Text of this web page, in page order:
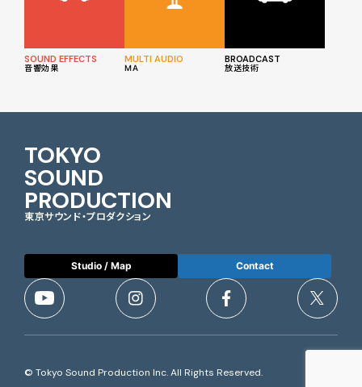
SOUND EFFECTS
音響効果
MULTI AUDIO
MA
BROADCAST
放送技術
TOKYO
SOUND
PRODUCTION
東京サウンド・プロダクション
Studio / Map Contact
© Tokyo Sound Production Inc. All Rights Reserved.